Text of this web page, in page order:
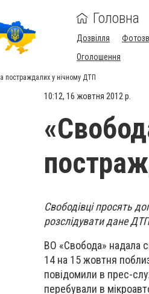
Головна
Дозвілля
Оголошення
постраждалих у нічному ДТП
10:12, 16 жовтня 2012 р.
Свободівці просять
розслідувати дане ДТП
ВО «Свобода» надала
14 на 15 жовтня
повідомили в прес-
перебували в